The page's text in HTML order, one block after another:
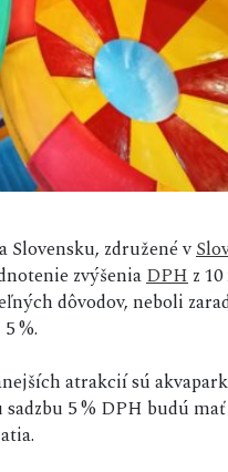
Slovensku, združené v
zvýšeniaDPHz
dôvodov, neboli
%.
atrakcií sú
5 % DPH budú